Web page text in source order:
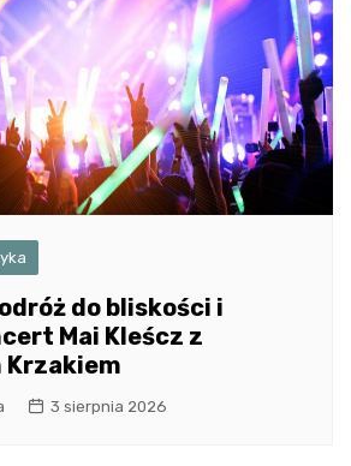
do bliskości i
Mai Kleścz z
Krzakiem
3 sierpnia 2026